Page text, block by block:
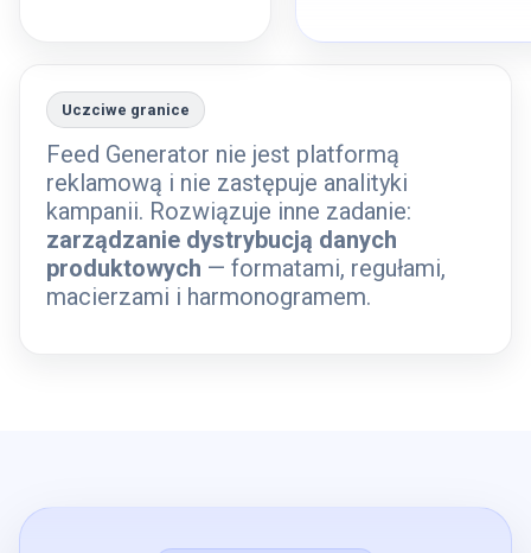
Uczciwe granice
Feed Generator nie jest platformą
reklamową i nie zastępuje analityki
kampanii. Rozwiązuje inne zadanie:
zarządzanie dystrybucją danych
produktowych — formatami, regułami,
macierzami i harmonogramem.